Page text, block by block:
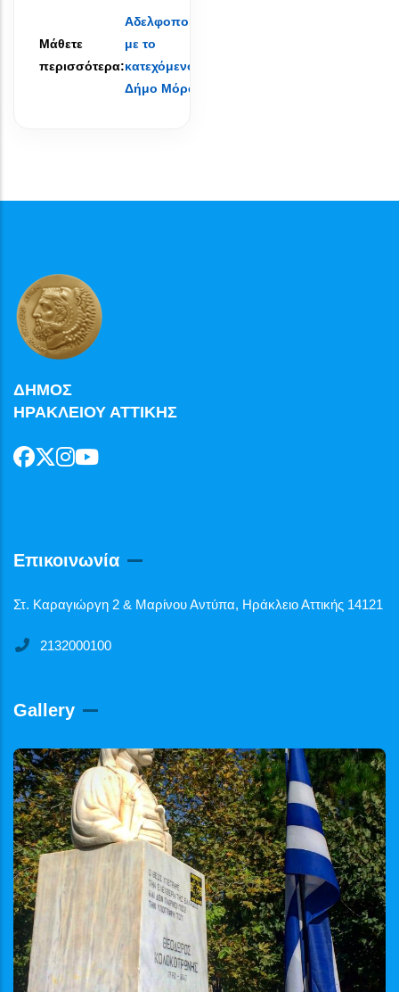
Μάθετε
περισσότερα:
Αδελφοποίηση
με το
κατεχόμενο
Δήμο Μόρφου
ΔΗΜΟΣ
ΗΡΑΚΛΕΙΟΥ ΑΤΤΙΚΗΣ
Επικοινωνία
Στ. Καραγιώργη 2 & Μαρίνου Αντύπα, Ηράκλειο Αττικής 14121
2132000100
Gallery